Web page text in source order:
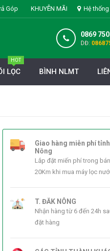
Góp KHUYỄN MÃI Hệ
0869
DĐ:
LỌC
HOT
BÌNH NLMT
Giao hàng miễn phí
Nông
Lắp đặt miến phí trong
20Km khi mua máy lọc
T. ĐĂK NÔNG
Nhận hàng từ 6 đến 24h
đặt hàng